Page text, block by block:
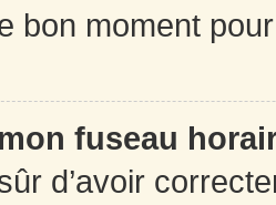
bon moment
fuseau
d’avoir